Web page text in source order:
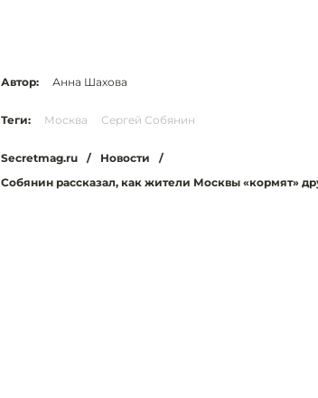
Автор: Анна Шахова
Теги: Москва Сергей Собянин
Secretmag.ru / Новости
/
Собянин рассказал, как жители Москвы «кормят»